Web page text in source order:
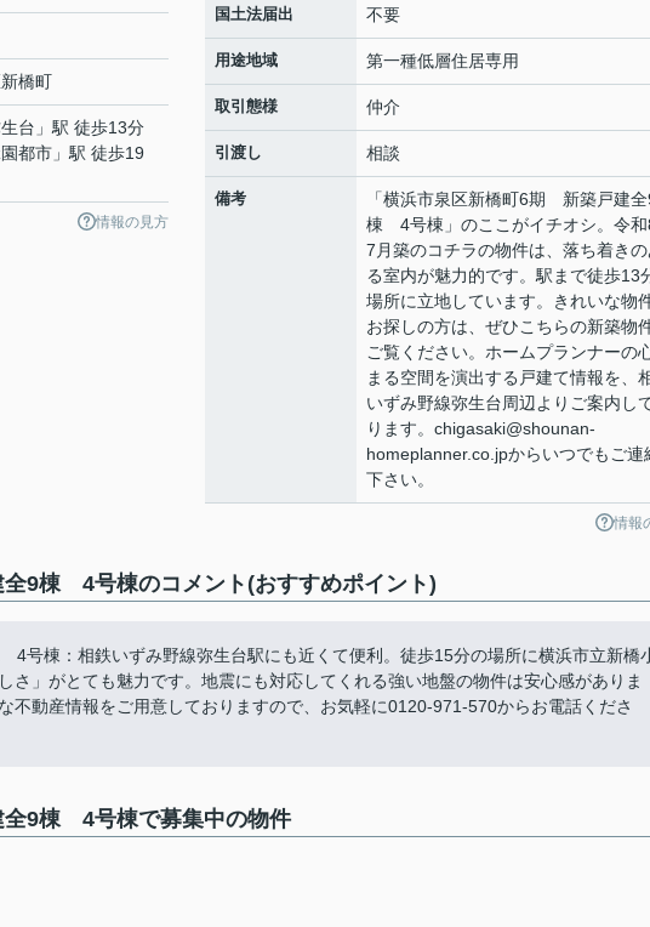
新橋町
台 」駅 徒歩13分
都市 」駅 徒歩19
情報の見方
国土法届出 不要
用途地域 第一種低層住居専用
取引態様 仲介
引渡し 相談
備考
「横浜市泉区新橋町6期 新築戸建
棟 4号棟」のここがイチオシ。令
7月築のコチラの物件は、落ち着き
る室内が魅力的です。駅まで徒歩13
場所に立地しています。きれいな物
お探しの方は、ぜひこちらの新築物
ご覧ください。ホームプランナーの
まる空間を演出する戸建て情報を、
いずみ野線弥生台周辺よりご案内し
ります。chigasaki@shounan-
homeplanner.co.jpからいつでもご連
下さい。
情報
9棟 4号棟のコメント(おすすめポイント)
棟：相鉄いずみ野線弥生台駅にも近くて便利。徒歩15分の場所に横浜市立新橋
さ」がとても魅力です。地震にも対応してくれる強い地盤の物件は安心感がありま
不動産情報をご用意しておりますので、お気軽に0120-971-570からお電話くださ
9棟 4号棟で募集中の物件